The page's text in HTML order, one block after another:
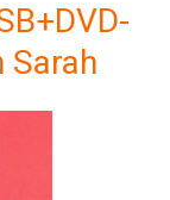
Sarah